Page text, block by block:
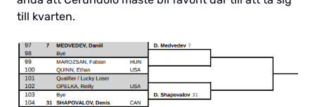
till kvarten.